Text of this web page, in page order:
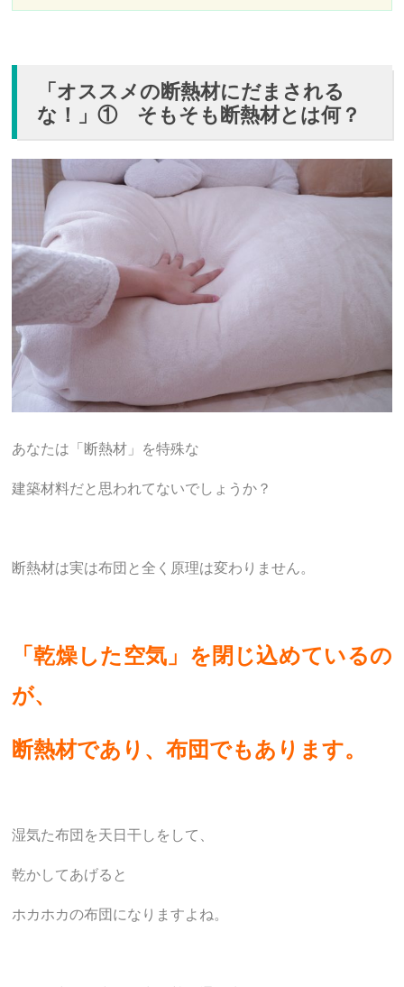
「オススメの断熱材にだまされる
な！」① そもそも断熱材とは何？
あなたは「断熱材」を特殊な
建築材料だと思われてないでしょうか？
断熱材は実は布団と全く原理は変わりません。
「乾燥した空気」を閉じ込めているの
が、
断熱材であり、布団でもあります。
湿気た布団を天日干しをして、
乾かしてあげると
ホカホカの布団になりますよね。